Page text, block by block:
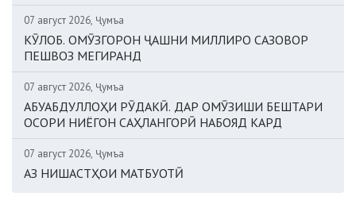
07 август 2026, Ҷумъа
КӮЛОБ. ОМӮЗГОРОН ҶАШНИ МИЛЛИРО САЗОВОР
ПЕШВОЗ МЕГИРАНД
07 август 2026, Ҷумъа
АБУАБДУЛЛОҲИ РӮДАКӢ. ДАР ОМӮЗИШИ БЕШТАРИ
ОСОРИ НИЁГОН САҲЛАНГОРӢ НАБОЯД КАРД
07 август 2026, Ҷумъа
АЗ НИШАСТҲОИ МАТБУОТӢ